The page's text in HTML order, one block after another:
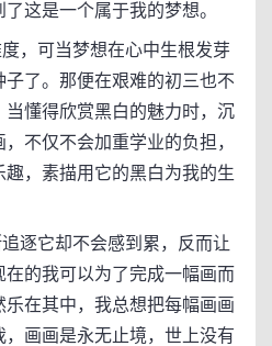
这是一个属于我的梦想。
，可当梦想在心中生根发芽
了。那便在艰难的初三也不
懂得欣赏黑白的魅力时，沉
不仅不会加重学业的负担，
，素描用它的黑白为我的生
逐它却不会感到累，反而让
的我可以为了完成一幅画而
在其中，我总想把每幅画画
画画是永无止境，世上没有